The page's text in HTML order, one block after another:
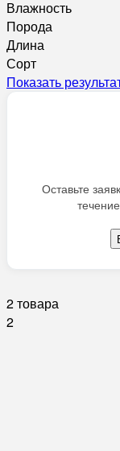
Влажность
Порода
Длина
Сорт
Показать
Оставьте
2 товара
2